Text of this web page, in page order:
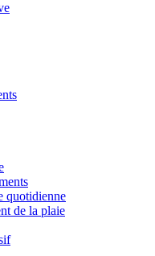
quotidienne
de la plaie